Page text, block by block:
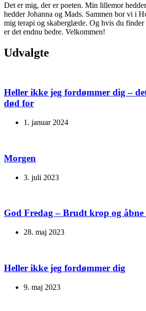
Det er mig, der er poeten. Min lillemor
hedder Johanna og Mads. Sammen bor vi i
mig terapi og skaberglæde. Og hvis du finder
er det endnu bedre. Velkommen!
Udvalgte
Heller ikke jeg fordømmer dig –
død for
1. januar 2024
Morgen
3. juli 2023
God Fredag – Brudt krop og åbne
28. maj 2023
Heller ikke jeg fordømmer dig
9. maj 2023